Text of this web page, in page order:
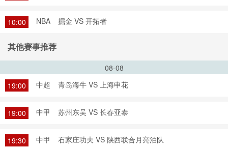
10:00 NBA 掘金 VS 开拓者
其他赛事推荐
08-08
19:00
中超 青岛海牛 VS 上海申花
19:00 中甲 苏州东吴 VS 长春亚泰
19:30 中甲 石家庄功夫 VS 陕西联合月亮泊队